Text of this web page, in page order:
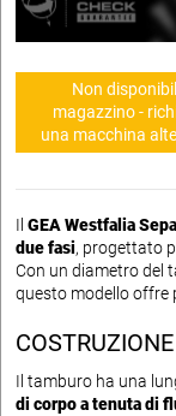
Non
magazzino -
una macchina
Il GEA Westfalia
due fasi, progettato
Con un diametro del
questo modello offre
Il tamburo ha una
di corpo a tenuta di